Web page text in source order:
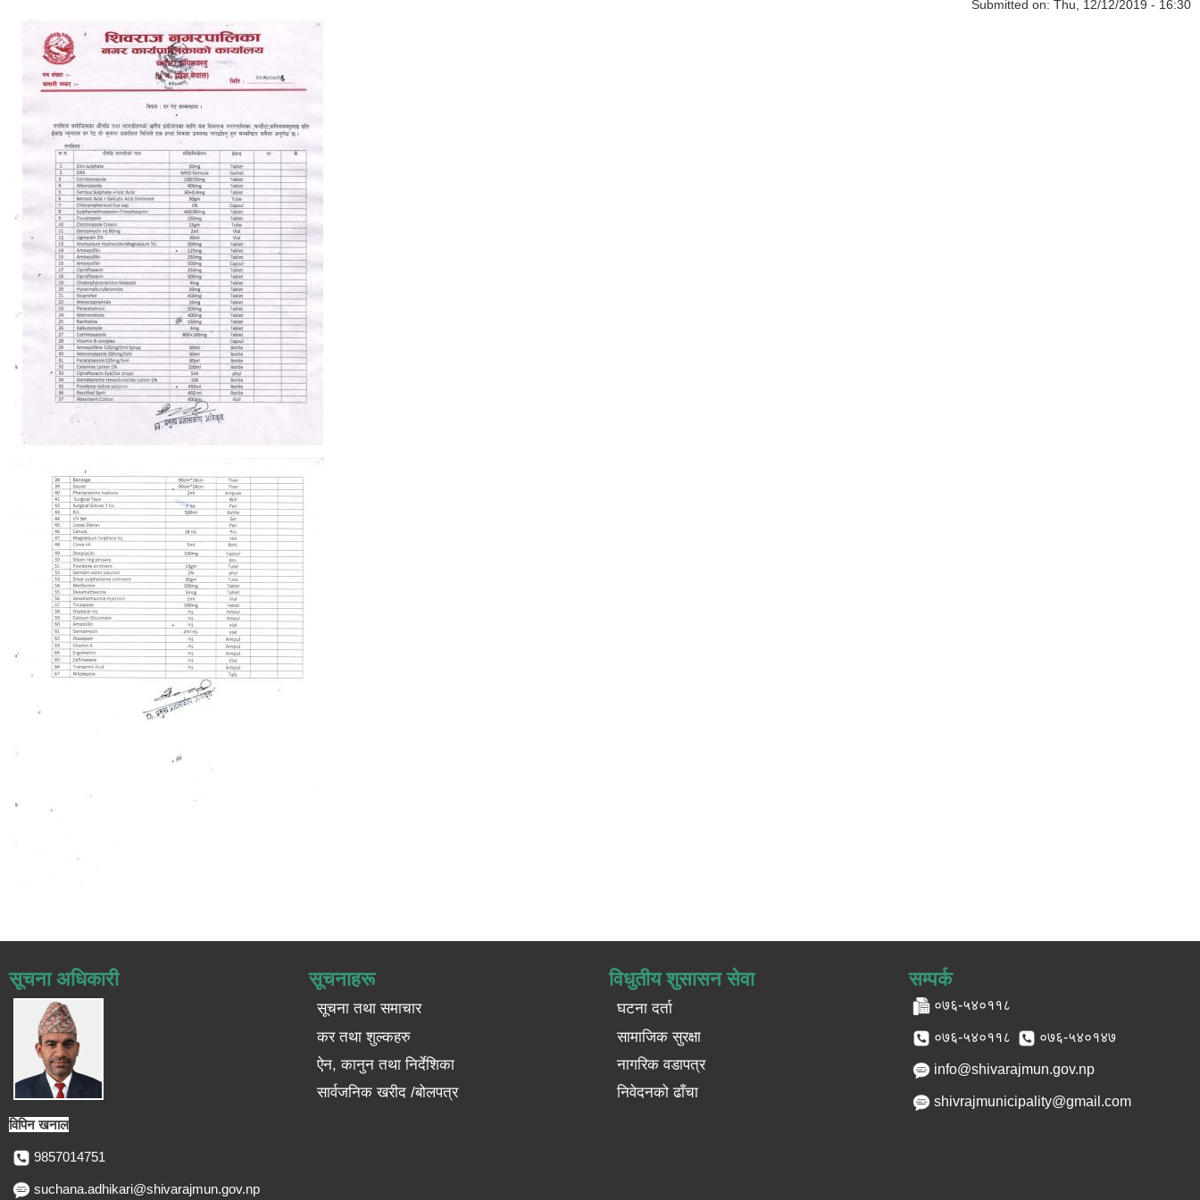
Submitted on: Thu, 12/12/2019 - 16:30
सूचना अधिकारी
विपिन खनाल
9857014751
suchana.adhikari@shivarajmun.gov.np
सूचनाहरू
सूचना तथा समाचार
कर तथा शुल्कहरु
ऐन, कानुन तथा निर्देशिका
सार्वजनिक खरीद /बोलपत्र
विधुतीय शुसासन सेवा
घटना दर्ता
सामाजिक सुरक्षा
नागरिक वडापत्र
निवेदनको ढाँचा
सम्पर्क
०७६-५४०११८
०७६-५४०११८ ०७६-५४०१४७
info@shivarajmun.gov.np
shivrajmunicipality@gmail.com